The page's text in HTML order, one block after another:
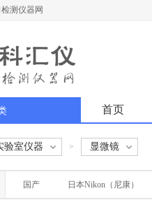
测仪器网
首页
验室仪器 > 显微镜
国产 日本Nikon（尼康）